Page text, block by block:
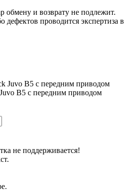
обмену и возврату не подлежит.
проводится экспертиза в
B5 с передним приводом
не поддерживается!